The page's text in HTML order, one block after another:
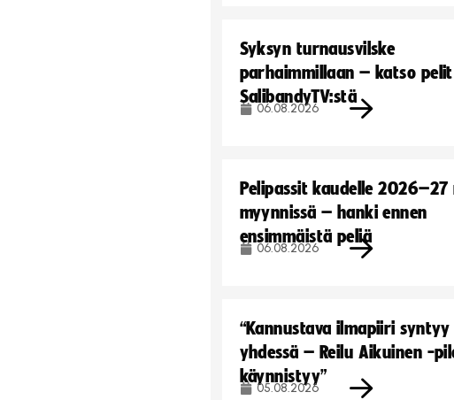
Syksyn turnausvilske
parhaimmillaan – katso pelit
SalibandyTV:stä
06.08.2026
Pelipassit kaudelle
myynnissä – hanki ennen
ensimmäistä peliä
06.08.2026
“Kannustava ilmapiiri syntyy
yhdessä – Reilu Aikuinen -
käynnistyy”
05.08.2026